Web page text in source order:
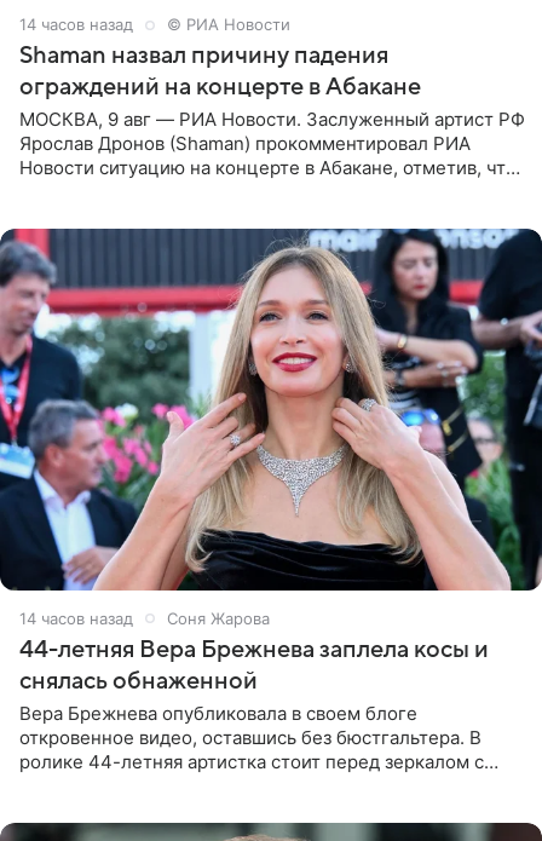
14 часов назад © РИА Новости
Shaman назвал причину падения
ограждений на концерте в Абакане
МОСКВА, 9 авг — РИА Новости. Заслуженный артист РФ
Ярослав Дронов (Shaman) прокомментировал РИА
Новости ситуацию на концерте в Абакане, отметив, что
14 часов назад Соня Жарова
44-летняя Вера Брежнева заплела косы и
снялась обнаженной
Вера Брежнева опубликовала в своем блоге
откровенное видео, оставшись без бюстгальтера. В
ролике 44-летняя артистка стоит перед зеркалом с